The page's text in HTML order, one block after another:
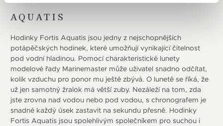
AQUATIS
Hodinky Fortis Aquatis jsou jedny z nejschopnějších
potápěčských hodinek, které umožňují vynikající čitelnost
pod vodní hladinou. Pomocí charakteristické lunety
modelové řady Marinemaster může uživatel snadno odčítat,
kolik vzduchu pro ponor mu ještě zbývá. O lunetě se říká, že
už jen samotný žralok má větší zuby. Nezáleží na tom, zda
jste zrovna nad vodou nebo pod vodou, s chronografem je
snadné každý úsek zastavit na sekundu přesně. Hodinky
Fortis Aquatis jsou spolehlivým společníkem pro suchou i